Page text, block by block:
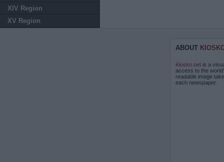
XIV Region
XV Region
ABOUT
Kiosko.net is a
access to the
readable image
each newspaper.